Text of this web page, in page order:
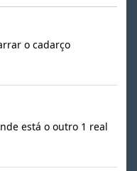
o cadarço
está o outro 1 real